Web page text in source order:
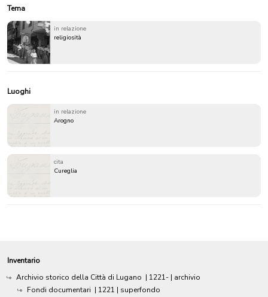
Tema
in relazione
religiosità
Luoghi
in relazione
Arogno
cita
Cureglia
Inventario
Archivio storico della Città di Lugano | 1221- | archivio
Fondi documentari | 1221 | superfondo